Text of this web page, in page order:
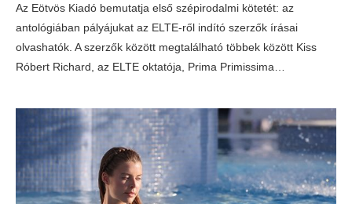
Az Eötvös Kiadó bemutatja első szépirodalmi kötetét: az
antológiában pályájukat az ELTE-ről indító szerzők írásai
olvashatók. A szerzők között megtalálható többek között Kiss
Róbert Richard, az ELTE oktatója, Prima Primissima…